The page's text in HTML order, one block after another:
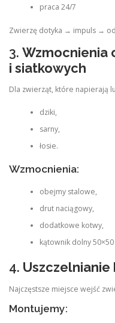
praca 24/7
Zwierzę dotyka → impuls →
3. Wzmocnienia
i siatkowych
Dla zwierząt, które napierają
dziki,
sarny,
łosie.
Wzmocnienia:
obejmy stalowe,
drut naciągowy,
dodatkowe kotwy,
kątownik dolny 50×50
4.
Najczęstsze miejsce wejść
Montujemy: